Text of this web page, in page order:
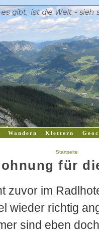
Wandern Klettern
Startseite
für
zuvor im
wieder richtig
sind eben